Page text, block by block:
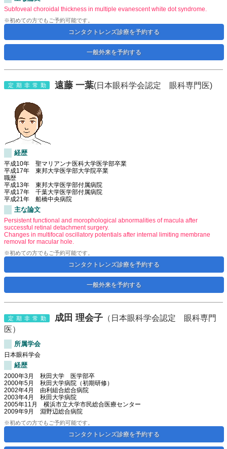
Subfoveal choroidal thickness in multiple evanescent white dot syndrome.
※初めての方でもご予約可能です。
コンタクトレンズ診療を予約する
一般外来を予約する
定期非常勤 遠藤 一葉(日本眼科学会認定 眼科専門医)
経歴
平成10年 聖マリアンナ医科大学医学部卒業
平成17年 東邦大学医学部大学院卒業
職歴
平成13年 東邦大学医学部付属病院
平成17年 千葉大学医学部付属病院
平成21年 船橋中央病院
主な論文
Persistent functional and morophological abnormalities of macula after
successful retinal detachment surgery.
Changes in multifocal oscillatory potentials after internal limiting membrane
removal for macular hole.
※初めての方でもご予約可能です。
コンタクトレンズ診療を予約する
一般外来を予約する
定期非常勤 成田 理会子 （日本眼科学会認定 眼科専門
医）
所属学会
日本眼科学会
経歴
2000年3月 秋田大学 医学部卒
2000年5月 秋田大学病院（初期研修）
2002年4月 由利組合総合病院
2003年4月 秋田大学病院
2005年11月 横浜市立大学市民総合医療センター
2009年9月 淵野辺総合病院
※初めての方でもご予約可能です。
コンタクトレンズ診療を予約する